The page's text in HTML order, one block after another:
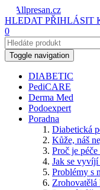
HLEDAT PŘIHLÁSIT
0
Toggle navigation
DIABETIC
PediCARE
Derma Med
Podoexpert
Poradna
Diabetická
Kůže, náš
Proč je
Jak se
Problémy s
Zrohovatělá